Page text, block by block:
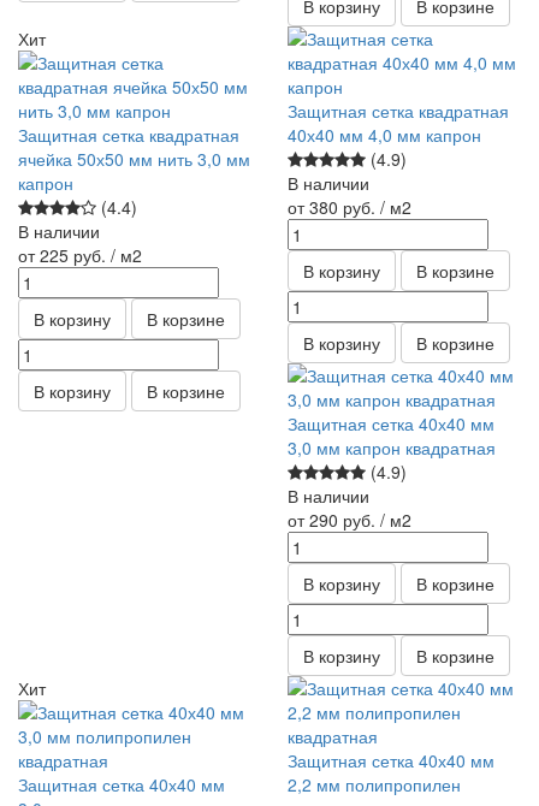
В корзину
В корзине
Хит
Защитная сетка квадратная
ячейка 50х50 мм нить 3,0 мм
капрон
(4.4)
В наличии
от 225 руб. / м2
В корзину В корзине
В корзину В корзине
Защитная сетка квадратная
40х40 мм 4,0 мм капрон
(4.9)
В наличии
от 380 руб. / м2
В корзину В корзине
В корзину В корзине
Защитная сетка 40х40 мм
3,0 мм капрон квадратная
(4.9)
В наличии
от 290 руб. / м2
В корзину В корзине
В корзину
В корзине
Хит
Защитная сетка 40х40 мм
Защитная сетка 40х40 мм
2,2 мм полипропилен